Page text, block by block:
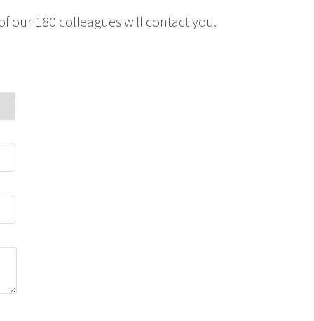
our 180 colleagues will contact you.